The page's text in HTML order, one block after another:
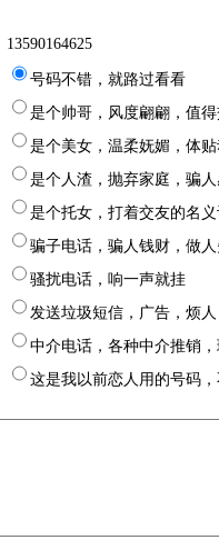
13590164625
号码不错，就路过看看
是个帅哥，风度翩翩，值得
是个美女，温柔妩媚，体贴
是个人渣，抛弃家庭，骗
是个托女，打着交友的名
骗子电话，骗人钱财，做
骚扰电话，响一声就挂
发送垃圾短信，广告，烦人
中介电话，各种中介推销
这是我以前恋人用的号码